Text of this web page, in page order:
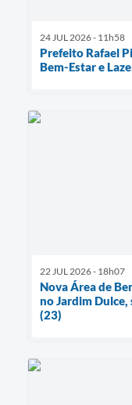
24 JUL 2026 - 11h58
Prefeito Rafael
Bem-Estar e
22 JUL 2026 - 18h07
Nova Área de
no Jardim
(23)